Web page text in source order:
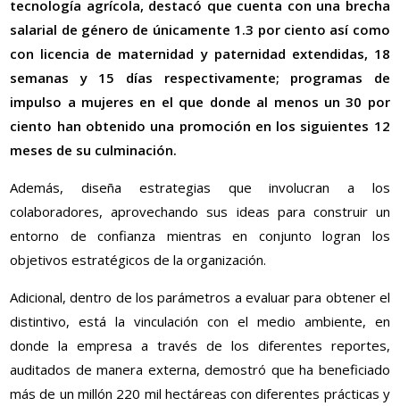
tecnología agrícola, destacó que cuenta con una brecha
salarial de género de únicamente 1.3 por ciento así como
con licencia de maternidad y paternidad extendidas, 18
semanas y 15 días respectivamente; programas de
impulso a mujeres en el que donde al menos un 30 por
ciento han obtenido una promoción en los siguientes 12
meses de su culminación.
Además, diseña estrategias que involucran a los
colaboradores, aprovechando sus ideas para construir un
entorno de confianza mientras en conjunto logran los
objetivos estratégicos de la organización.
Adicional, dentro de los parámetros a evaluar para obtener el
distintivo, está la vinculación con el medio ambiente, en
donde la empresa a través de los diferentes reportes,
auditados de manera externa, demostró que ha beneficiado
más de un millón 220 mil hectáreas con diferentes prácticas y